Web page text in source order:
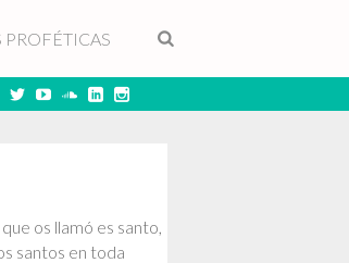
PROFÉTICAS
os llamó es santo,
santos en toda